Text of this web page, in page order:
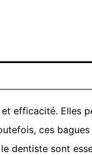
efficacité. Elles
ces
dentiste sont